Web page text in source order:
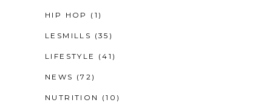
HIP HOP (1)
LESMILLS (35)
LIFESTYLE (41)
NEWS (72)
NUTRITION (10)